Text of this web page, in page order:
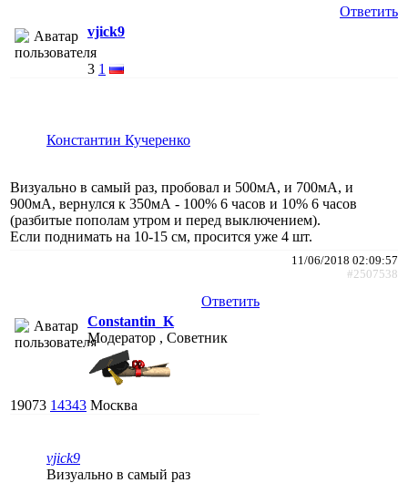
Ответить
vjick9
3 1
Константин Кучеренко
Визуально в самый раз, пробовал и 500мА, и 700мА, и
900мА, вернулся к 350мА - 100% 6 часов и 10% 6 часов
(разбитые пополам утром и перед выключением).
Если поднимать на 10-15 см, просится уже 4 шт.
11/06/2018 02:09:57
#2507538
Ответить
Constantin_K
Модератор , Советник
19073 14343 Москва
vjick9
Визуально в самый раз